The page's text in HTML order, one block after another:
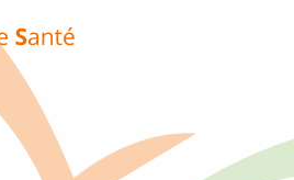
les colonnes affichées